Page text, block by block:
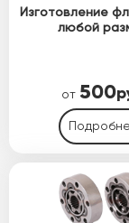
Изготовление
любой
от 500